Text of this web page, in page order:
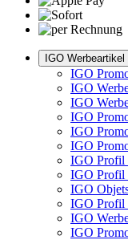
IGO
IGO
IGO
IGO
IGO
IGO
IGO
IGO Profil
IGO Profil
IGO
IGO Profil
IGO
IGO